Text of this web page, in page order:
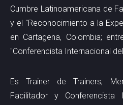
Cumbre Latinoamericana de
y el "Reconocimiento a la
en Cartagena, Colombia;
"Conferencista Internacional
Es Trainer de Trainers,
Facilitador y Conferencista